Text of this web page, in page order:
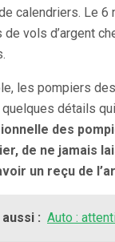
calendriers. Le
vols d’argent
les pompiers
détails
des
de ne jamais
un reçu de
: Auto :